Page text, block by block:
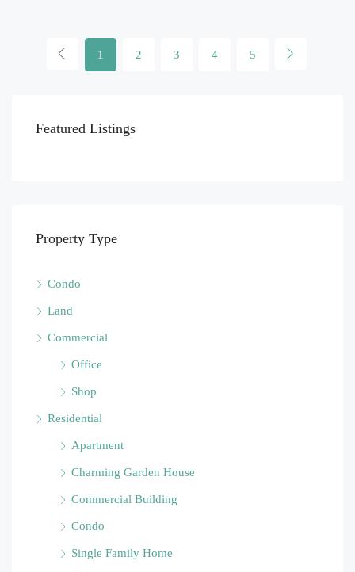
1 2 3 4 5
Featured Listings
Property Type
Condo
Land
Commercial
Office
Shop
Residential
Apartment
Charming Garden House
Commercial Building
Condo
Single Family Home